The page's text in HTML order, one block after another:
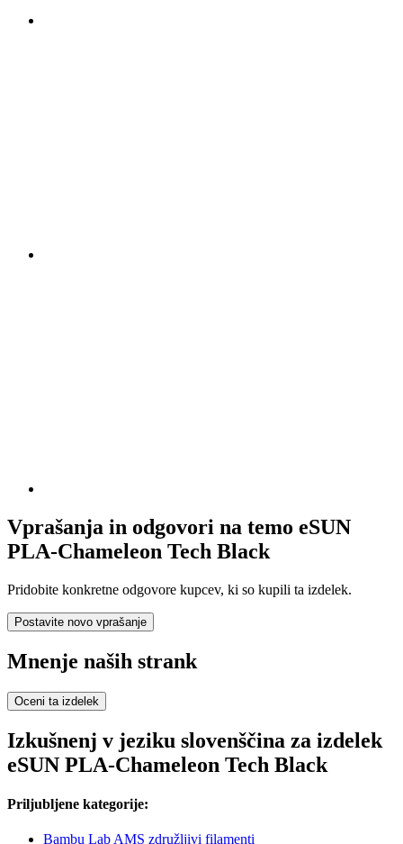
Vprašanja in odgovori na temo eSUN
PLA-Chameleon Tech Black
Pridobite konkretne odgovore kupcev, ki so kupili ta izdelek.
Postavite novo vprašanje
Mnenje naših strank
Oceni ta izdelek
Izkušnenj v jeziku slovenščina za izdelek
eSUN PLA-Chameleon Tech Black
Priljubljene kategorije:
Bambu Lab AMS združljivi filamenti